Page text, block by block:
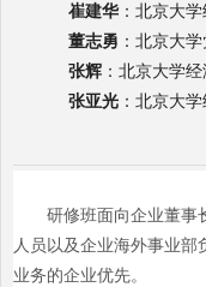
崔建华：北京大学
董志勇 ：北京大
张辉：北京大学经
张亚光：北京大
研修班面向企业董事
人员以及企业海外事业
业务的企业优先。